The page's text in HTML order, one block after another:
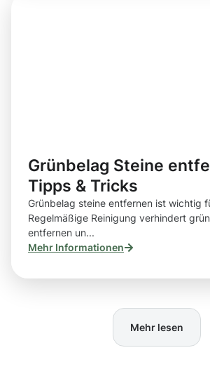
Grünbelag Steine
Tipps & Tricks
Grünbelag steine entfernen ist wichtig
Regelmäßige Reinigung verhindert
entfernen un...
Mehr Informationen
Mehr lesen